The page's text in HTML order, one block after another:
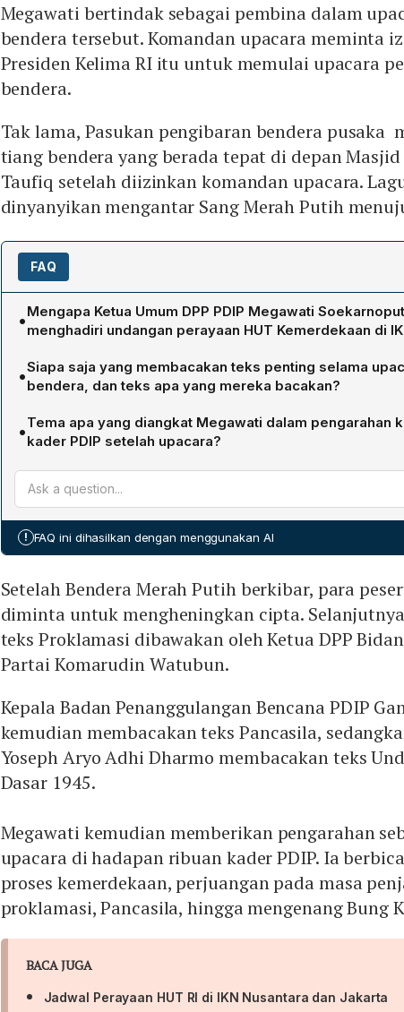
Megawati bertindak sebagai pembina dalam
bendera tersebut. Komandan upacara meminta
Presiden Kelima RI itu untuk memulai upacara
bendera.
Tak lama, Pasukan pengibaran bendera pusaka
tiang bendera yang berada tepat di depan
Taufiq setelah diizinkan komandan upacara.
dinyanyikan mengantar Sang Merah Putih
FAQ
•Mengapa Ketua Umum DPP PDIP Megawati
menghadiri undangan perayaan HUT Kemerdekaan di
Megawati memilih tidak hadir karena menunaikan tugas sebagai
upacara pengibaran bendera Merah Putih di Sekolah Partai
Sabtu (17/8). Ia menilai kegiatan tersebut lebih relevan dengan
dan memberikan kesempatan bagi ribuan kader PDIP untuk
serta menegaskan nilai‑nilai kebangsaan secara langsung.
•Siapa saja yang membacakan teks penting selama
bendera, dan teks apa yang mereka bacakan?
Ketua DPP Bidang Kehormatan Partai Komarudin Watubun
Proklamasi, Kepala Badan Penanggulangan Bencana PDIP
membacakan teks Pancasila, dan Wakil Sekjen PDIP Yoseph
membacakan teks Undang‑Undang Dasar 1945.
•Tema apa yang diangkat Megawati dalam pengarahan
kader PDIP setelah upacara?
Megawati menyampaikan pengarahan yang mencakup hakikat
kemerdekaan, perjuangan masa penjajahan, makna Proklamasi,
serta penghormatan kepada Bung Karno, menekankan
! FAQ ini dihasilkan dengan menggunakan AI
Setelah Bendera Merah Putih berkibar, para
diminta untuk mengheningkan cipta.
teks Proklamasi dibawakan oleh Ketua DPP
Partai Komarudin Watubun.
Kepala Badan Penanggulangan Bencana PDIP
kemudian membacakan teks Pancasila,
Yoseph Aryo Adhi Dharmo membacakan teks
Dasar 1945.
Megawati kemudian memberikan pengarahan
upacara di hadapan ribuan kader PDIP. Ia
proses kemerdekaan, perjuangan pada masa
proklamasi, Pancasila, hingga mengenang Bung
BACA JUGA
Jadwal Perayaan HUT RI di IKN Nusantara dan Jakarta